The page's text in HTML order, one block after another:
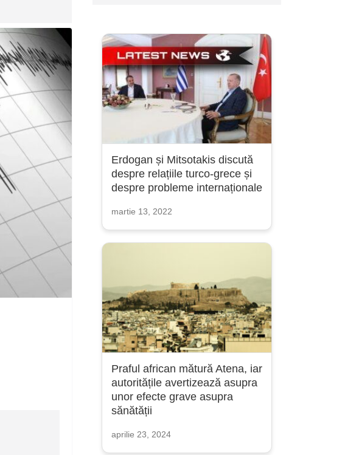
Erdogan și Mitsotakis discută
despre relațiile turco-grece și
despre probleme internaționale
martie 13, 2022
Praful african mătură Atena, iar
autoritățile avertizează asupra
unor efecte grave asupra
sănătății
aprilie 23, 2024